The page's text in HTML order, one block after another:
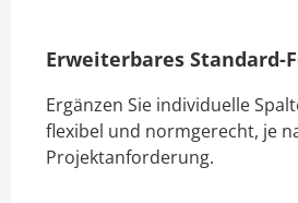
Erweiterbares Standard-
Ergänzen Sie individuelle
flexibel und normgerecht, je
Projektanforderung.